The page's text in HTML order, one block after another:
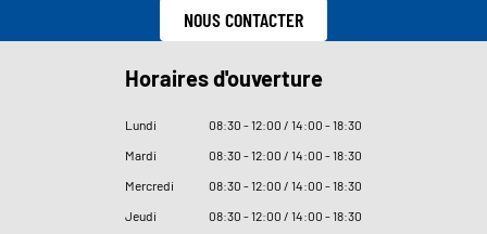
NOUS CONTACTER
Horaires d'ouverture
Lundi 08:30 - 12:00 / 14:00 - 18:30
Mardi
08:30 - 12:00 / 14:00 - 18:30
Mercredi
08:30 - 12:00 / 14:00 - 18:30
Jeudi
08:30 - 12:00 / 14:00 - 18:30